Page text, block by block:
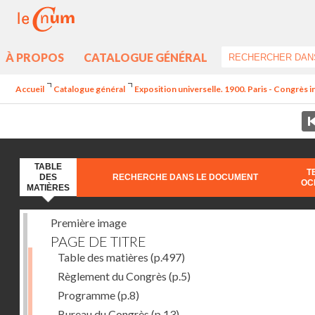
À PROPOS CATALOGUE GÉNÉRAL
Accueil Catalogue général Exposition universelle. 1900. Paris -
TABLE
DES
MATIÈRES
RECHERCHE DANS LE DOCUMENT
Première image
PAGE DE TITRE
Table des matières (p.497)
Règlement du Congrès (p.5)
Programme(p.8)